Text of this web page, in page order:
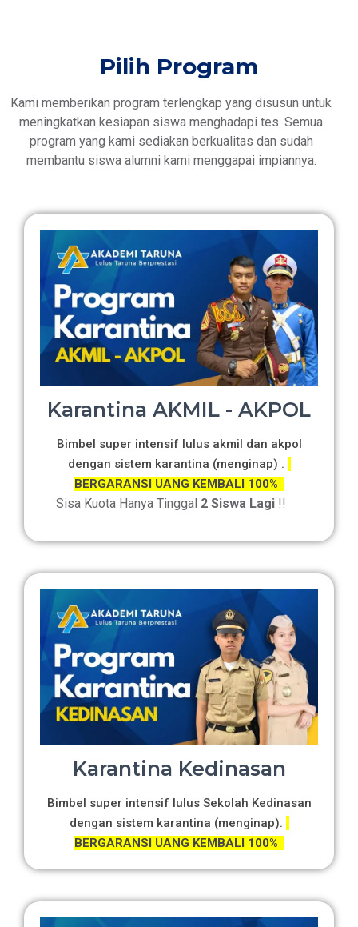
Pilih Program
Kami memberikan program terlengkap yang disusun untuk
meningkatkan kesiapan siswa menghadapi tes. Semua
program yang kami sediakan berkualitas dan sudah
membantu siswa alumni kami menggapai impiannya.
Karantina AKMIL - AKPOL
Bimbel super intensif lulus akmil dan akpol
dengan sistem karantina (menginap) .
BERGARANSI UANG KEMBALI 100%
Sisa Kuota Hanya Tinggal 2 Siswa Lagi !!
Karantina Kedinasan
Bimbel super intensif lulus Sekolah Kedinasan
dengan sistem karantina (menginap).
BERGARANSI UANG KEMBALI 100%